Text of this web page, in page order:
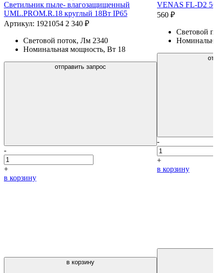
Светильник пыле- влагозащищенный
UML.PROM.R.18 круглый 18Вт IP65
Артикул: 1921054 2 340 ₽
Световой поток, Лм 2340
Номинальная мощность, Вт 18
отправить запрос
-
+
в корзину
в корзину
VENAS FL-D2
560 ₽
Световой
-
+
в корзину